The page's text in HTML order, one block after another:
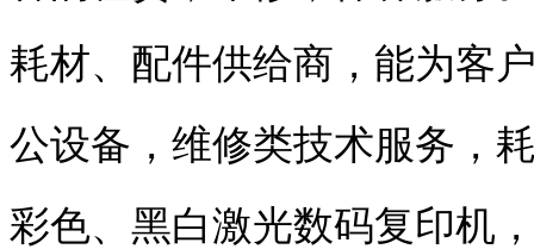
耗材、配件供给商，能为客
公设备，维修类技术服务，
彩色、黑白激光数码复印机